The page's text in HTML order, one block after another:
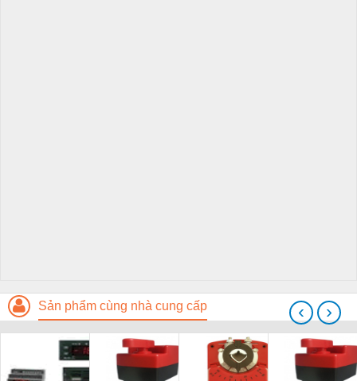
Sản phẩm cùng nhà cung cấp ‹ ›